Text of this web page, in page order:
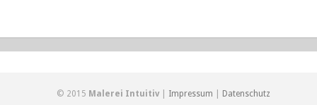
© 2015 Malerei Intuitiv| Impressum Datenschutz